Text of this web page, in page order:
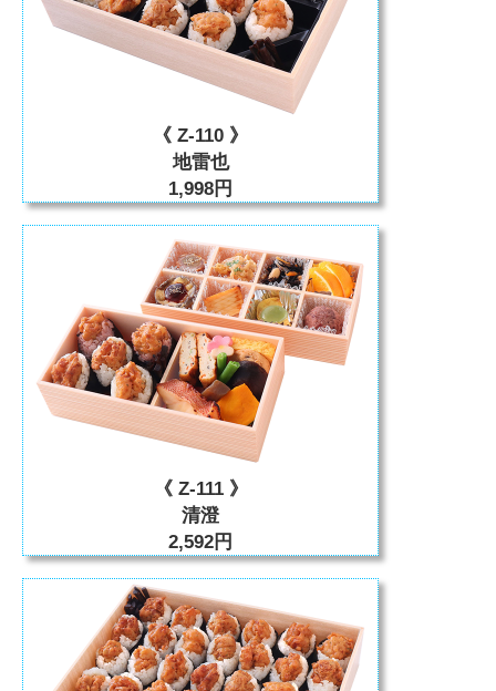
《 Z-110 》
地雷也
1,998円
《 Z-111 》
清澄
2,592円